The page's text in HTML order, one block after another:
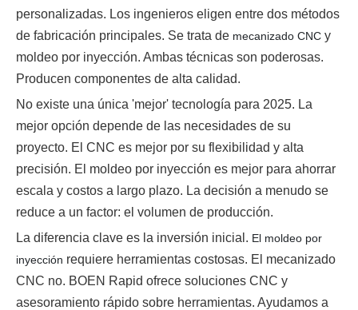
personalizadas. Los ingenieros eligen entre dos métodos
de fabricación principales. Se trata de mecanizado CNC y
moldeo por inyección. Ambas técnicas son poderosas.
Producen componentes de alta calidad.
No existe una única 'mejor' tecnología para 2025. La
mejor opción depende de las necesidades de su
proyecto. El CNC es mejor por su flexibilidad y alta
precisión. El moldeo por inyección es mejor para ahorrar
escala y costos a largo plazo. La decisión a menudo se
reduce a un factor: el volumen de producción.
La diferencia clave es la inversión inicial. El moldeo por
inyección requiere herramientas costosas. El mecanizado
CNC no. BOEN Rapid ofrece soluciones CNC y
asesoramiento rápido sobre herramientas. Ayudamos a